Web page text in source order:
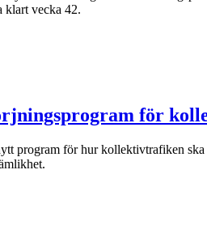
klart vecka 42.
för
program för hur kollektivtrafiken